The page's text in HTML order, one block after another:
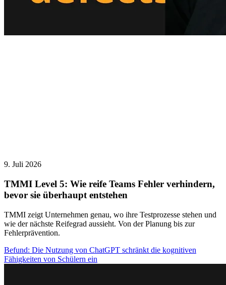
9. Juli 2026
TMMI Level 5: Wie reife Teams Fehler verhindern,
bevor sie überhaupt entstehen
TMMI zeigt Unternehmen genau, wo ihre Testprozesse stehen und
wie der nächste Reifegrad aussieht. Von der Planung bis zur
Fehlerprävention.
Befund: Die Nutzung von ChatGPT schränkt die kognitiven
Fähigkeiten von Schülern ein